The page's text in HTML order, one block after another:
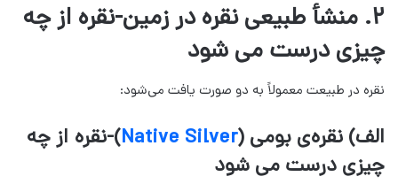
۲. منشأ طبیعی نقره در زمین-نقره از چه
چیزی درست می شود
نقره در طبیعت معمولاً به دو صورت یافت می‌شود:
الف) نقره‌ی بومی (Native Silver)-نقره از چه
چیزی درست می شود